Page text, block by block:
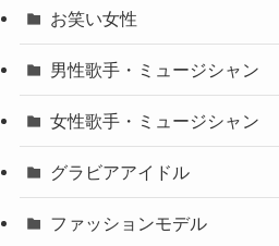
お笑い女性
男性歌手・ミュージシャン
女性歌手・ミュージシャン
グラビアアイドル
ファッションモデル